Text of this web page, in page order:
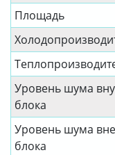
Площадь
Уровень шума
блока
Уровень шума
блока